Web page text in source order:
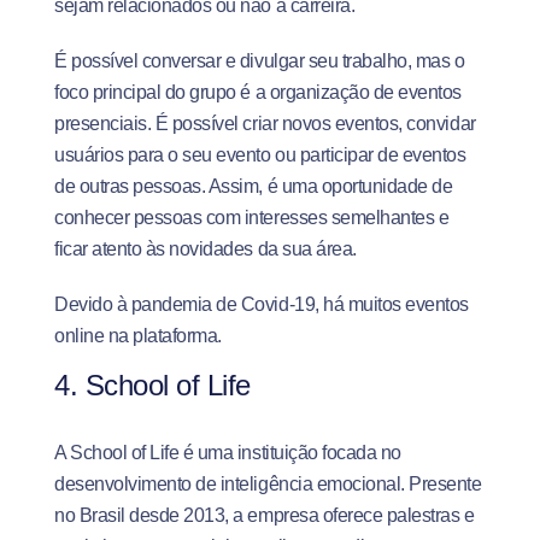
sejam relacionados ou não à carreira.
É possível conversar e divulgar seu trabalho, mas o
foco principal do grupo é a organização de eventos
presenciais. É possível criar novos eventos, convidar
usuários para o seu evento ou participar de eventos
de outras pessoas. Assim, é uma oportunidade de
conhecer pessoas com interesses semelhantes e
ficar atento às novidades da sua área.
Devido à pandemia de Covid-19, há muitos eventos
online na plataforma.
4. School of Life
A School of Life é uma instituição focada no
desenvolvimento de inteligência emocional. Presente
no Brasil desde 2013, a empresa oferece palestras e